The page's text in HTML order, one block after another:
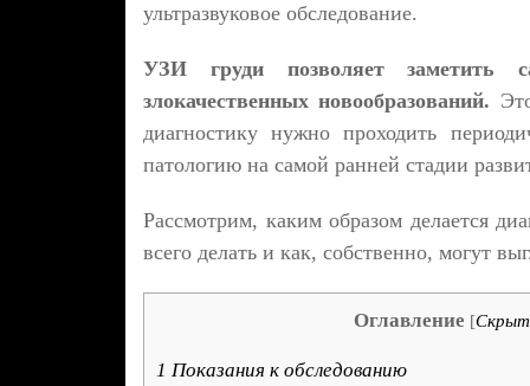
ультразвуковое обследование.
УЗИ груди позволяет заметить
злокачественных новообразований.
диагностику нужно проходить
патологию на самой ранней стадии
Рассмотрим, каким образом делается
всего делать и как, собственно, могут
Оглавление [
1 Показания к обследованию